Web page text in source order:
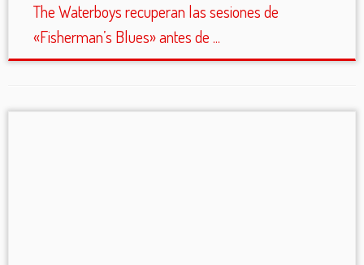
The Waterboys recuperan las sesiones de
«Fisherman’s Blues» antes de ...